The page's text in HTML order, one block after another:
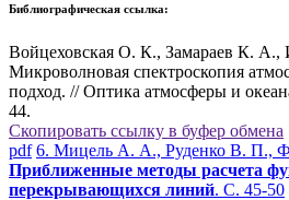
Библиографическая ссылка:
Войцеховская О. К., Замараев К.
Микроволновая спектроскопия
подход. // Оптика атмосферы и
44.
Скопировать ссылку в буфер обмена
pdf 6. Мицель А. А., Руденко В. П.,
Приближенные методы расчета
перекрывающихся линий. С. 45-50